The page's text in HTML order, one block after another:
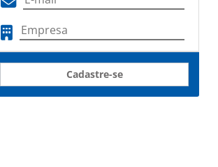
Cadastre-se